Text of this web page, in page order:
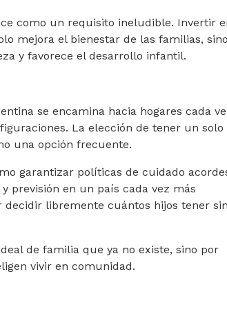
como un requisito ineludible. Invertir
mejora el bienestar de las familias,
y favorece el desarrollo infantil.
se encamina hacia hogares cada
La elección de tener un solo
una opción frecuente.
garantizar políticas de cuidado
previsión en un país cada vez más
decidir libremente cuántos hijos tener
de familia que ya no existe, sino por
vivir en comunidad.